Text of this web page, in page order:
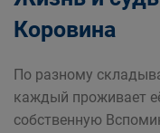
Коровина
По разному
каждый проживает
собственную